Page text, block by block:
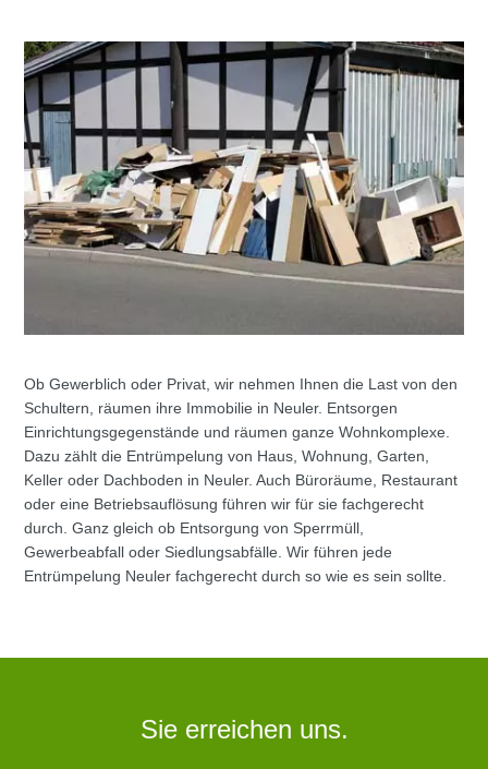
Ob Gewerblich oder Privat, wir nehmen Ihnen die Last von den
Schultern, räumen ihre Immobilie in Neuler. Entsorgen
Einrichtungsgegenstände und räumen ganze Wohnkomplexe.
Dazu zählt die Entrümpelung von Haus, Wohnung, Garten,
Keller oder Dachboden in Neuler. Auch Büroräume, Restaurant
oder eine Betriebsauflösung führen wir für sie fachgerecht
durch. Ganz gleich ob Entsorgung von Sperrmüll,
Gewerbeabfall oder Siedlungsabfälle. Wir führen jede
Entrümpelung Neuler fachgerecht durch so wie es sein sollte.
Sie erreichen uns.